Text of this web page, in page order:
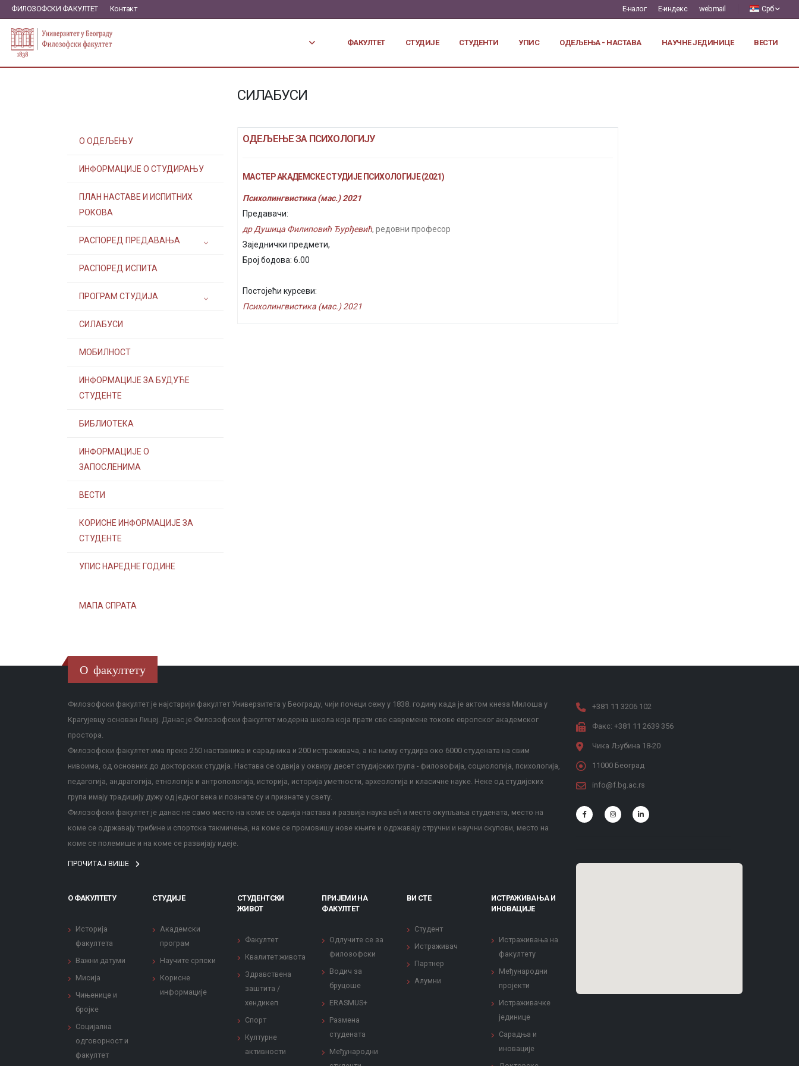
ФИЛОЗОФСКИ ФАКУЛТЕТ Контакт Е-налог Е-индекс webmail Срб
ФАКУЛТЕТ СТУДИЈЕ СТУДЕНТИ УПИС ОДЕЉЕЊА - НАСТАВА НАУЧНЕ ЈЕДИНИЦЕ ВЕСТИ
СИЛАБУСИ
О ОДЕЉЕЊУ
ИНФОРМАЦИЈЕ О СТУДИРАЊУ
ПЛАН НАСТАВЕ И ИСПИТНИХ
РОКОВА
РАСПОРЕД ПРЕДАВАЊА
РАСПОРЕД ИСПИТА
ПРОГРАМ СТУДИЈА
СИЛАБУСИ
МОБИЛНОСТ
ИНФОРМАЦИЈЕ ЗА БУДУЋЕ
СТУДЕНТЕ
БИБЛИОТЕКА
ИНФОРМАЦИЈЕ О
ЗАПОСЛЕНИМА
ВЕСТИ
КОРИСНЕ ИНФОРМАЦИЈЕ ЗА
СТУДЕНТЕ
УПИС НАРЕДНЕ ГОДИНЕ
МАПА СПРАТА
ОДЕЉЕЊЕ ЗА ПСИХОЛОГИЈУ
МАСТЕР АКАДЕМСКЕ СТУДИЈЕ ПСИХОЛОГИЈЕ (2021)
Психолингвистика (мас.) 2021
Предавачи:
др Душица Филиповић Ђурђевић, редовни професор
Заједнички предмети,
Број бодова: 6.00
Постојећи курсеви:
Психолингвистика (мас.) 2021
О факултету
Филозофски факултет је најстарији факултет Универзитета у Београду, чији почеци сежу у 1838. годину када је актом кнеза Милоша у
Крагујевцу основан Лицеј. Данас је Филозофски факултет модерна школа која прати све савремене токове европског академског
простора.
Филозофски факултет има преко 250 наставника и сарадника и 200 истраживача, а на њему студира око 6000 студената на свим
нивоима, од основних до докторских студија. Настава се одвија у оквиру десет студијских група - филозофија, социологија, психологија,
педагогија, андрагогија, етнологија и антропологија, историја, историја уметности, археологија и класичне науке. Неке од студијских
група имају традицију дужу од једног века и познате су и признате у свету.
Филозофски факултет је данас не само место на коме се одвија настава и развија наука већ и место окупљања студената, место на
коме се одржавају трибине и спортска такмичења, на коме се промовишу нове књиге и одржавају стручни и научни скупови, место на
коме се полемише и на коме се развијају идеје.
ПРОЧИТАЈ ВИШЕ
О ФАКУЛТЕТУ
Историја
факултета
Важни датуми
Мисија
Чињенице и
бројке
Социјална
одговорност и
факултет
СТУДИЈЕ
Академски
програм
Научите српски
Корисне
информације
СТУДЕНТСКИ
ЖИВОТ
Факултет
Квалитет живота
Здравствена
заштита /
хендикеп
Спорт
Културне
активности
ПРИЈЕМИ НА
ФАКУЛТЕТ
Одлучите се за
филозофски
Водич за
бруцоше
ERASMUS+
Размена
студената
Међународни
ВИ СТЕ
Студент
Истраживач
Партнер
Алумни
ИСТРАЖИВАЊА И
ИНОВАЦИЈЕ
Истраживања на
факултету
Међународни
пројекти
Истраживачке
јединице
Сарадња и
иновације
+381 11 3206 102
Факс: +381 11 2639 356
Чика Љубина 18-20
11000 Београд
info@f.bg.ac.rs